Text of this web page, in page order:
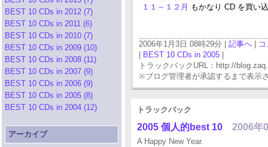
BEST 10 CDs in 2012 (7)
BEST 10 CDs in 2011 (6)
BEST 10 CDs in 2010 (7)
BEST 10 CDs in 2009 (10)
BEST 10 CDs in 2008 (11)
BEST 10 CDs in 2007 (9)
BEST 10 CDs in 2006 (9)
BEST 10 CDs in 2005 (8)
BEST 10 CDs in 2004 (12)
アーカイブ
１１～１２月 もかなり CD を買い
2006年1月3日 08時29分 | 記事へ
BEST 10 CDs in 2005
トラックバックURL：http://
※ブログ管理者が承認するまで表示
トラックバック
2005 個人的best 10 2006年
A Happy New Year.